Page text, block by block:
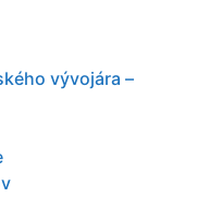
vývojára –